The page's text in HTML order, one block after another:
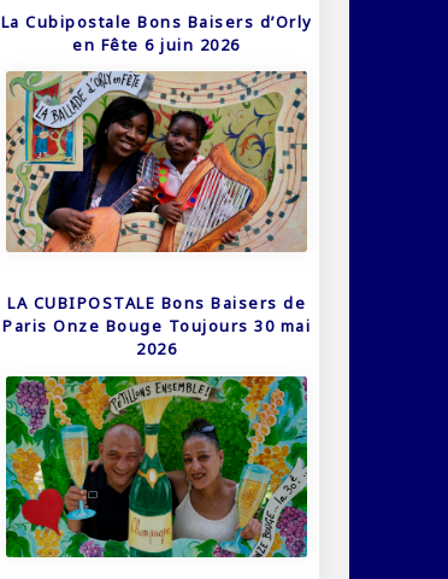
La Cubipostale Bons Baisers d’Orly
en Fête 6 juin 2026
LA CUBIPOSTALE Bons Baisers de
Paris Onze Bouge Toujours 30 mai
2026